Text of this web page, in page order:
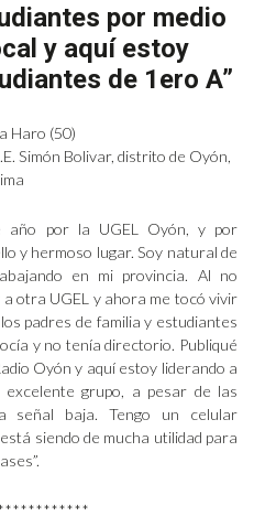
por medio
y aquí estoy
de 1ero A”
Haro (50)
Simón Bolivar, distrito de Oyón,
año por la UGEL Oyón, y por
y hermoso lugar. Soy natural de
en mi provincia. Al no
otra UGEL y ahora me tocó vivir
padres de familia y estudiantes
y no tenía directorio. Publiqué
Oyón y aquí estoy liderando a
excelente grupo, a pesar de las
señal baja. Tengo un celular
siendo de mucha utilidad para